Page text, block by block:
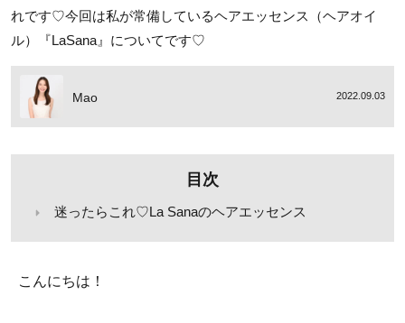
れです♡今回は私が常備しているヘアエッセンス（ヘアオイ
ル）『LaSana』についてです♡
Mao 2022.09.03
目次
迷ったらこれ♡La Sanaのヘアエッセンス
こんにちは！